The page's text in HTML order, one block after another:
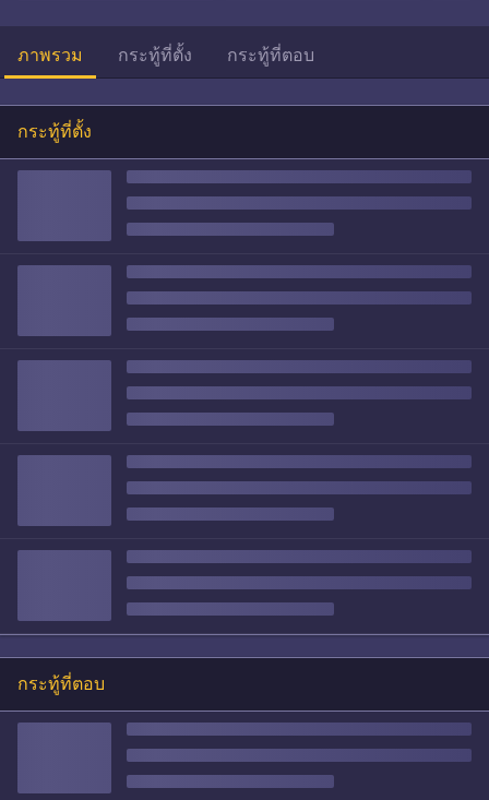
ภาพรวม กระทู้ที่ตั้ง กระทู้ที่ตอบ
กระทู้ที่ตั้ง
กระทู้ที่ตอบ